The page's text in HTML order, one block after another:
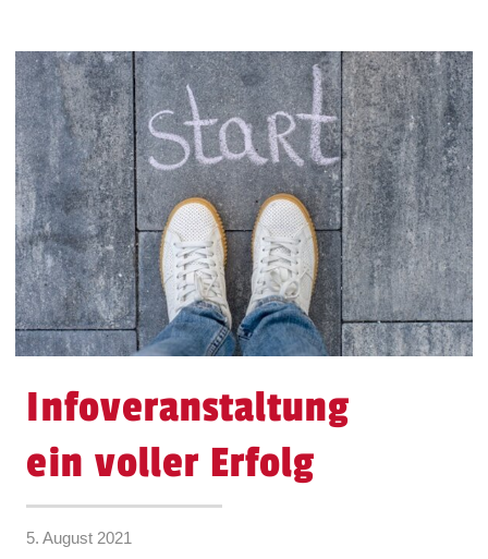
Infoveranstaltung
ein voller Erfolg
5. August 2021